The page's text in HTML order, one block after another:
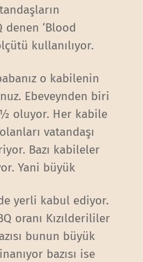
denen ‘Blood
kullanılıyor.
o kabilenin
Ebeveynden biri
½ oluyor. Her kabile
vatandaşı
Bazı kabileler
Yani büyük
yerli kabul ediyor.
oranı Kızılderililer
bunun büyük
bazısı ise